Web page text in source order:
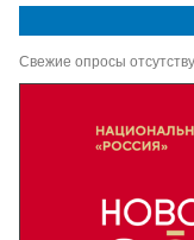
Свежие опросы